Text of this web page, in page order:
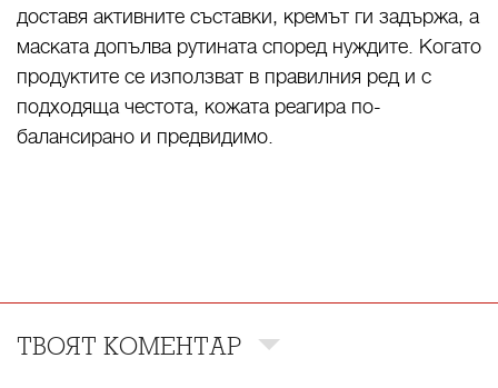
доставя активните съставки, кремът ги задържа, а
маската допълва рутината според нуждите. Когато
продуктите се използват в правилния ред и с
подходяща честота, кожата реагира по-
балансирано и предвидимо.
ТВОЯТ КОМЕНТАР